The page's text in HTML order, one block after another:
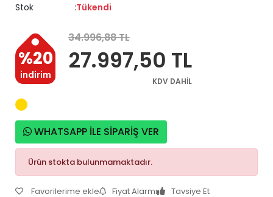
Stok
Tükendi
%20
indirim
34.996,88 TL
27.997,50 TL
KDV DAHİL
WHATSAPP İLE SİPARİŞ VER
Ürün stokta bulunmamaktadır.
Favorilerime ekle Fiyat Alarmı Tavsiye Et